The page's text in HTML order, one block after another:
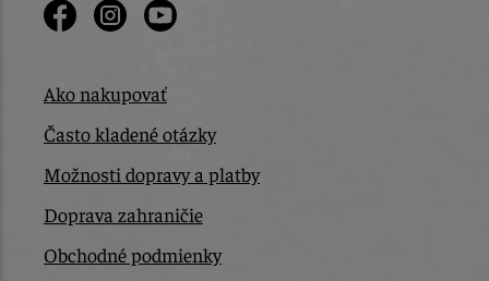
Ako nakupovať
Často kladené otázky
Možnosti dopravy a platby
Doprava zahraničie
Obchodné podmienky